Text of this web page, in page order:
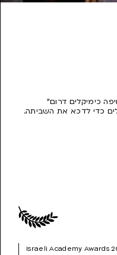
Israeli Academy Awards
כימיקלים דרום"
כדי לדכא את השביתה.